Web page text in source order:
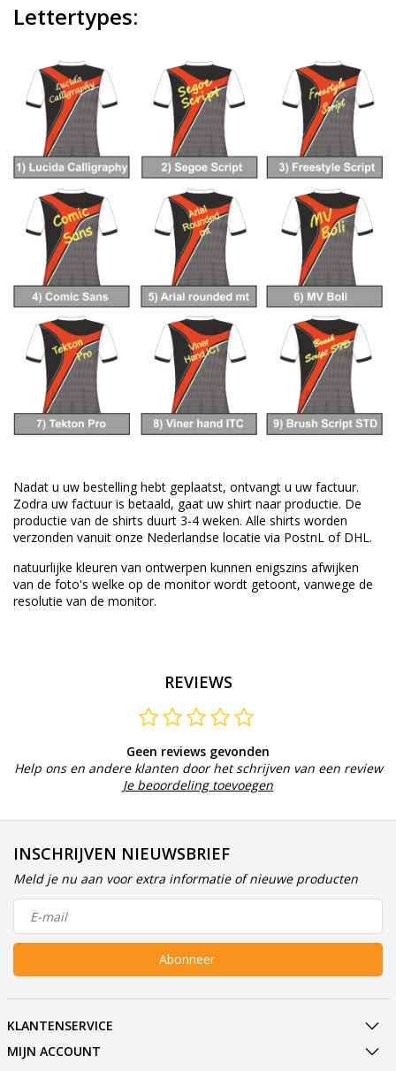
Lettertypes:
Nadat u uw bestelling hebt geplaatst, ontvangt u uw factuur.
Zodra uw factuur is betaald, gaat uw shirt naar productie. De
productie van de shirts duurt 3-4 weken. Alle shirts worden
verzonden vanuit onze Nederlandse locatie via PostnL of DHL.
natuurlijke kleuren van ontwerpen kunnen enigszins afwijken
van de foto's welke op de monitor wordt getoont, vanwege de
resolutie van de monitor.
REVIEWS
Geen reviews gevonden
Help ons en andere klanten door het schrijven van een review
Je beoordeling toevoegen
INSCHRIJVEN NIEUWSBRIEF
Meld je nu aan voor extra informatie of nieuwe producten
Abonneer
KLANTENSERVICE
MIJN ACCOUNT